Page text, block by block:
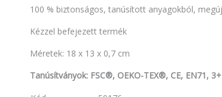
100 % biztonságos, tanúsított anyagokból,
Kézzel befejezett termék
Méretek: 18 x 13 x 0,7 cm
Tanúsítványok: FSC®, OEKO-TEX®, CE, EN71, 3+